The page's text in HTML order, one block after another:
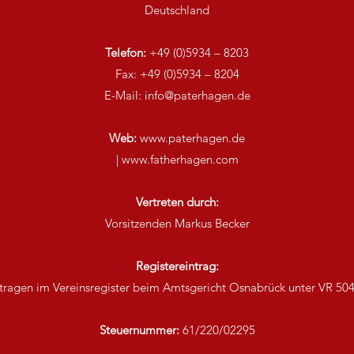
Deutschland
Telefon: ‪+49 (0)5934 – 8203‬
Fax: ‪+49 (0)5934 – 8204‬
E-Mail: info@paterhagen.de
Web: www.paterhagen.de
| www.fatherhagen.com
Vertreten durch:
Vorsitzenden Markus Becker
Registereintrag:
im Vereinsregister beim Amtsgericht Osnabrück unter VR
Steuernummer:61/220/02295